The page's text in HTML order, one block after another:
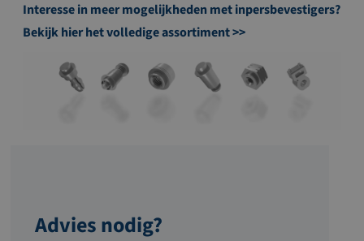
Interesse in meer mogelijkheden met inpersbevestigers?
Bekijk hier het volledige assortiment >>
Advies nodig?